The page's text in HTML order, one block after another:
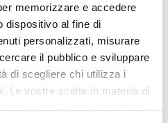
memorizzare e accedere
dispositivo al fine di
personalizzati, misurare
il pubblico e sviluppare
di scegliere chi utilizza i
Le vostre scelte in materia di
su questa proprietà digitale
che aggrega
piene di interessi e
della vita, per offrire
e risorse per vivere